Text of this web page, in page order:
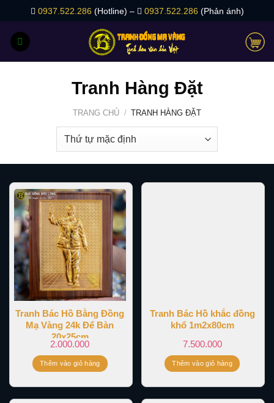
nội
dung
0937.522.286 (Hotline) – 0937.522.286 (Phản ánh)
Tranh Hàng Đặt
TRANG CHỦ / TRANH HÀNG ĐẶT
Tranh Bác Hồ Bằng Đồng
Mạ Vàng 24k Để Bàn
20x25cm
2.000.000
Thêm vào giỏ hàng
Tranh Bác Hồ khắc đồng
khổ 1m2x80cm
7.500.000
Thêm vào giỏ hàng